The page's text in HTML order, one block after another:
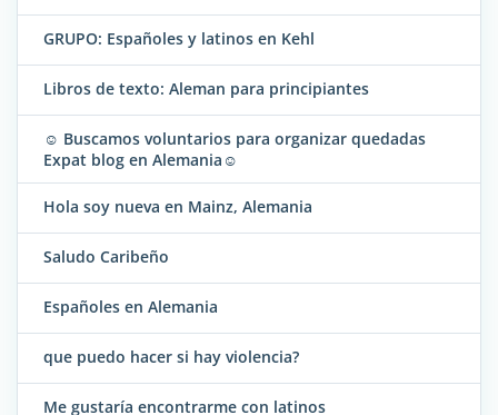
GRUPO: Españoles y latinos en Kehl
Libros de texto: Aleman para principiantes
☺ Buscamos voluntarios para organizar quedadas
Expat blog en Alemania☺
Hola soy nueva en Mainz, Alemania
Saludo Caribeño
Españoles en Alemania
que puedo hacer si hay violencia?
Me gustaría encontrarme con latinos